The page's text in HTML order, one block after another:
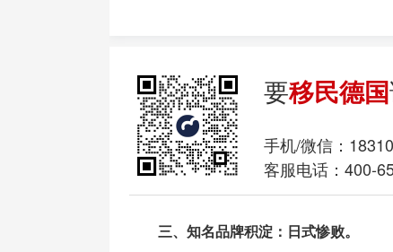
要移民德国
手机/微信：
客服电话：400-
三、知名品牌积淀：日式惨败。